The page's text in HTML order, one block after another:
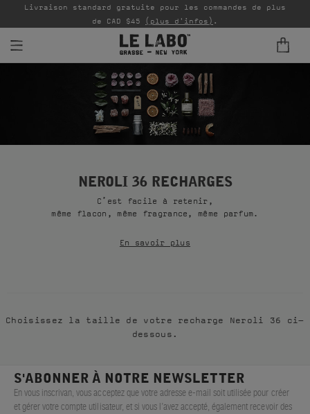
Compte
Panier(0)
Livraison standard gratuite pour les commandes de plus
de CAD $45 (plus d'infos) .
NEROLI 36 RECHARGES
C’est facile à retenir,
même flacon, même fragrance, même parfum.
En savoir plus
Choisissez la taille de votre recharge Neroli 36 ci-
dessous.
S'ABONNER À NOTRE NEWSLETTER
En vous inscrivan, vous acceptez que votre adresse e-mail soit utilisée pour créer
et gérer votre compte utilisateur, et si vous l’avez accepté, également recevoir des